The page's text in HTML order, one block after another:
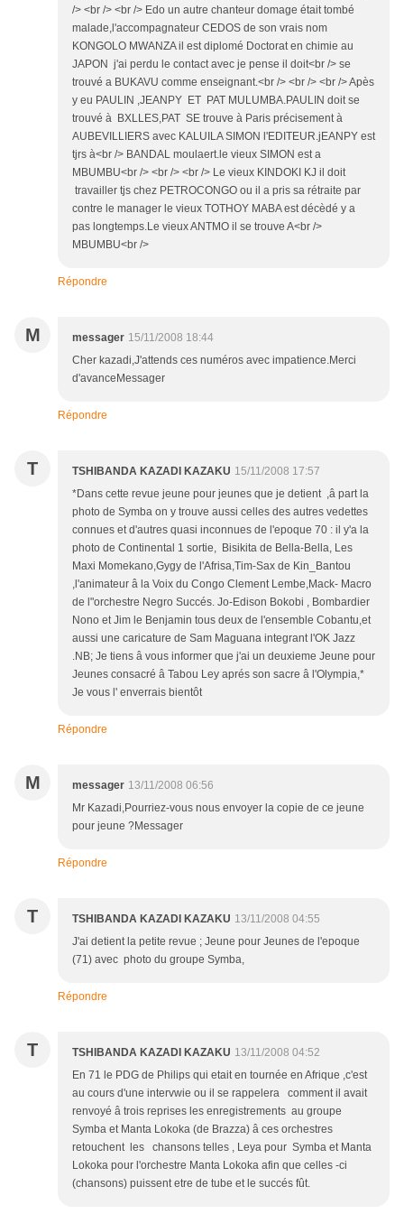
/> <br /> <br /> Edo un autre chanteur domage était tombé
malade,l'accompagnateur CEDOS de son vrais nom
KONGOLO MWANZA il est diplomé Doctorat en chimie au
JAPON j'ai perdu le contact avec je pense il doit<br /> se
trouvé a BUKAVU comme enseignant.<br /> <br /> <br /> Apès
y eu PAULIN ,JEANPY ET PAT MULUMBA.PAULIN doit se
trouvé à BXLLES,PAT SE trouve à Paris précisement à
AUBEVILLIERS avec KALUILA SIMON l'EDITEUR.jEANPY est
tjrs à<br /> BANDAL moulaert.le vieux SIMON est a
MBUMBU<br /> <br /> <br /> Le vieux KINDOKI KJ il doit
travailler tjs chez PETROCONGO ou il a pris sa rétraite par
contre le manager le vieux TOTHOY MABA est décèdé y a
pas longtemps.Le vieux ANTMO il se trouve A<br />
MBUMBU<br />
Répondre
M messager 15/11/2008 18:44
Cher kazadi,J'attends ces numéros avec impatience.Merci
d'avanceMessager
Répondre
T TSHIBANDA KAZADI KAZAKU 15/11/2008 17:57
*Dans cette revue jeune pour jeunes que je detient ,â part la
photo de Symba on y trouve aussi celles des autres vedettes
connues et d'autres quasi inconnues de l'epoque 70 : il y'a la
photo de Continental 1 sortie, Bisikita de Bella-Bella, Les
Maxi Momekano,Gygy de l'Afrisa,Tim-Sax de Kin_Bantou
,l'animateur â la Voix du Congo Clement Lembe,Mack- Macro
de l"orchestre Negro Succés. Jo-Edison Bokobi , Bombardier
Nono et Jim le Benjamin tous deux de l'ensemble Cobantu,et
aussi une caricature de Sam Maguana integrant l'OK Jazz
.NB; Je tiens â vous informer que j'ai un deuxieme Jeune pour
Jeunes consacré â Tabou Ley aprés son sacre â l'Olympia,*
Je vous l' enverrais bientôt
Répondre
M messager 13/11/2008 06:56
Mr Kazadi,Pourriez-vous nous envoyer la copie de ce jeune
pour jeune ?Messager
Répondre
T TSHIBANDA KAZADI KAZAKU 13/11/2008 04:55
J'ai detient la petite revue ; Jeune pour Jeunes de l'epoque
(71) avec photo du groupe Symba,
Répondre
T TSHIBANDA KAZADI KAZAKU 13/11/2008 04:52
En 71 le PDG de Philips qui etait en tournée en Afrique ,c'est
au cours d'une intervwie ou il se rappelera comment il avait
renvoyé â trois reprises les enregistrements au groupe
Symba et Manta Lokoka (de Brazza) â ces orchestres
retouchent les chansons telles , Leya pour Symba et Manta
Lokoka pour l'orchestre Manta Lokoka afin que celles -ci
(chansons) puissent etre de tube et le succés fût.